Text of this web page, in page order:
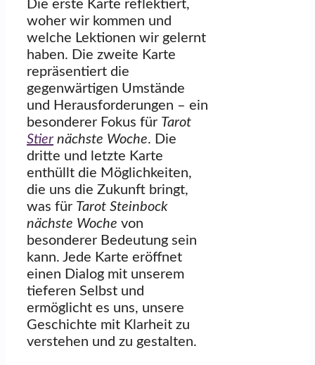
Die erste Karte reflektiert,
woher wir kommen und
welche Lektionen wir gelernt
haben. Die zweite Karte
repräsentiert die
gegenwärtigen Umstände
und Herausforderungen – ein
besonderer Fokus für Tarot
Stier nächste Woche. Die
dritte und letzte Karte
enthüllt die Möglichkeiten,
die uns die Zukunft bringt,
was für Tarot Steinbock
nächste Woche von
besonderer Bedeutung sein
kann. Jede Karte eröffnet
einen Dialog mit unserem
tieferen Selbst und
ermöglicht es uns, unsere
Geschichte mit Klarheit zu
verstehen und zu gestalten.